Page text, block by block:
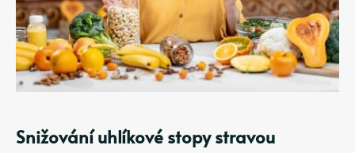
Snižování uhlíkové stopy stravou